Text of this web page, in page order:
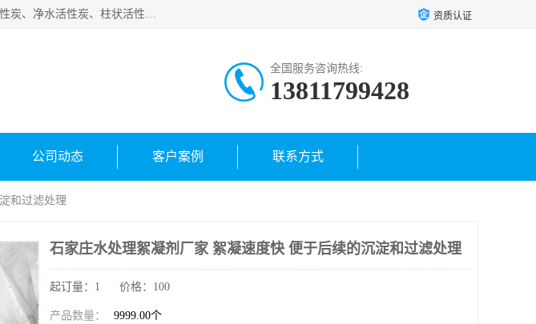
北京中航豫泓环保技术有限公司主要生产经营蜂窝状活性炭、椰子壳活性炭、污水絮凝剂、颗粒活性炭、净水活性炭、柱状活性炭等水处理和空气净化产品，品质信赖、服务保障。是您理想的合作伙伴。欢迎来电咨询！ 资质认证
全国服务咨询热线:
13811799428
公司动态 客户案例 联系方式
和过滤处理
石家庄水处理絮凝剂厂家 絮凝速度快 便于后续的沉淀和过滤处理
起订量：1 价格：100
产品数量： 9999.00个